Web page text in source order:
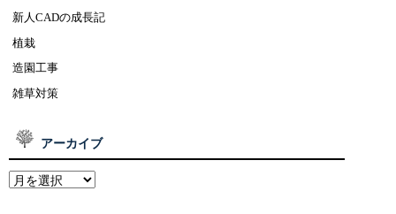
新人CADの成長記
植栽
造園工事
雑草対策
アーカイブ